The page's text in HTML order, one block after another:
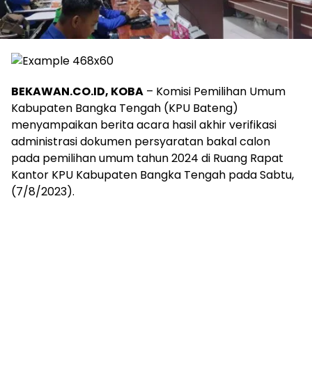
BEKAWAN.CO.ID, KOBA – Komisi Pemilihan Umum
Kabupaten Bangka Tengah (KPU Bateng)
menyampaikan berita acara hasil akhir verifikasi
administrasi dokumen persyaratan bakal calon
pada pemilihan umum tahun 2024 di Ruang Rapat
Kantor KPU Kabupaten Bangka Tengah pada Sabtu,
(7/8/2023).